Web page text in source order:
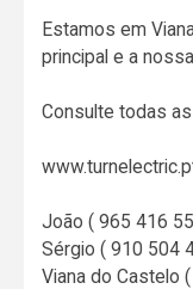
Estamos em
principal e a
Consulte todas
João ( 965 416
Sérgio ( 910 504
Viana do Castelo